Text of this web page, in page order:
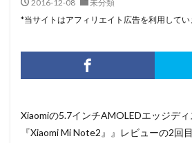
2016-12-08
未分類
*当サイトはアフィリエイト広告を利用してい
Xiaomiの5.7インチAMOLEDエッジデ
『Xiaomi Mi Note2』』レビューの2回